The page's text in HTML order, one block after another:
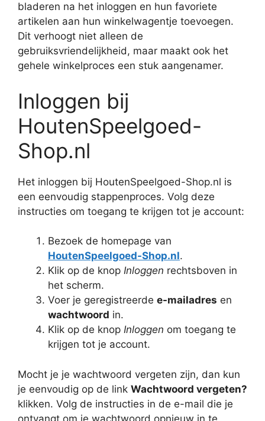
bladeren na het inloggen en hun favoriete
artikelen aan hun winkelwagentje toevoegen.
Dit verhoogt niet alleen de
gebruiksvriendelijkheid, maar maakt ook het
gehele winkelproces een stuk aangenamer.
Inloggen bij
HoutenSpeelgoed-
Shop.nl
Het inloggen bij HoutenSpeelgoed-Shop.nl is
een eenvoudig stappenproces. Volg deze
instructies om toegang te krijgen tot je account:
Bezoek de homepage van
HoutenSpeelgoed-Shop.nl.
Klik op de knop Inloggen rechtsboven in
het scherm.
Voer je geregistreerde e-mailadres en
wachtwoord in.
Klik op de knop Inloggen om toegang te
krijgen tot je account.
Mocht je je wachtwoord vergeten zijn, dan kun
je eenvoudig op de link Wachtwoord vergeten?
klikken. Volg de instructies in de e-mail die je
ontvangt om je wachtwoord opnieuw in te